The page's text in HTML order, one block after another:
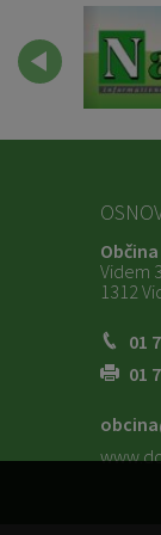
Videm
1312
01
01